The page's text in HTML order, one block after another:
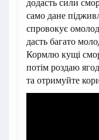
додасть сили
само дане
спровокує
дасть багато
Кормлю кущі
потім роздаю
та отримуйте